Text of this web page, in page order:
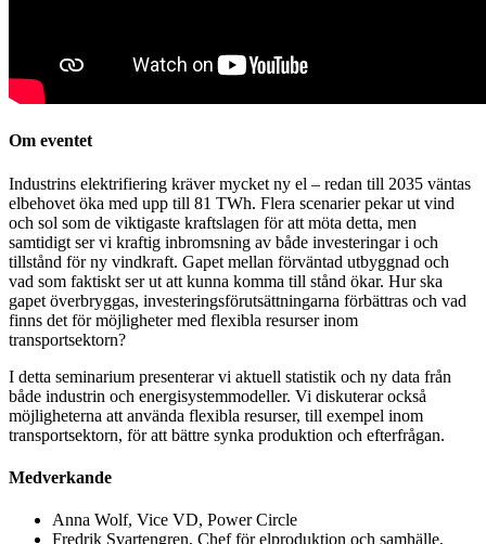
Om eventet
Industrins elektrifiering kräver mycket ny el – redan till 2035 väntas
elbehovet öka med upp till 81 TWh. Flera scenarier pekar ut vind
och sol som de viktigaste kraftslagen för att möta detta, men
samtidigt ser vi kraftig inbromsning av både investeringar i och
tillstånd för ny vindkraft. Gapet mellan förväntad utbyggnad och
vad som faktiskt ser ut att kunna komma till stånd ökar. Hur ska
gapet överbryggas, investeringsförutsättningarna förbättras och vad
finns det för möjligheter med flexibla resurser inom
transportsektorn?
I detta seminarium presenterar vi aktuell statistik och ny data från
både industrin och energisystemmodeller. Vi diskuterar också
möjligheterna att använda flexibla resurser, till exempel inom
transportsektorn, för att bättre synka produktion och efterfrågan.
Medverkande
Anna Wolf, Vice VD, Power Circle
Fredrik Svartengren, Chef för elproduktion och samhälle,